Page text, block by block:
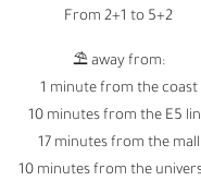
From 2+1 to 5+2
⛱️ away from:
1 minute from the coast
10 minutes from the E5
17 minutes from the mall
10 minutes from the